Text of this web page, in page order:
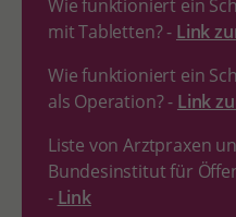
Wie funktioniert ein
mit Tabletten? - Link
Wie funktioniert ein
als Operation? - Link
Liste von Arztpraxen
Bundesinstitut für
- Link